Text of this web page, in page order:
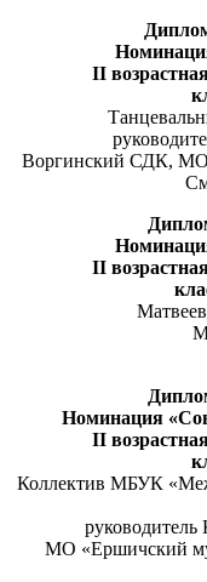
Номинаци
II
Воргинский СДК, МО
Номинаци
II
Номинация
II
Коллектив МБУК
руководитель
МО «Ершичский